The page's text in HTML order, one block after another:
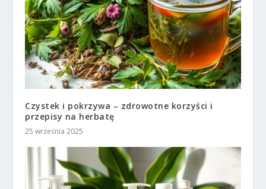
Czystek i pokrzywa – zdrowotne korzyści i
przepisy na herbatę
25 września 2025